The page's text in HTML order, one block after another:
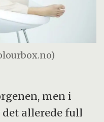
men i
allerede full